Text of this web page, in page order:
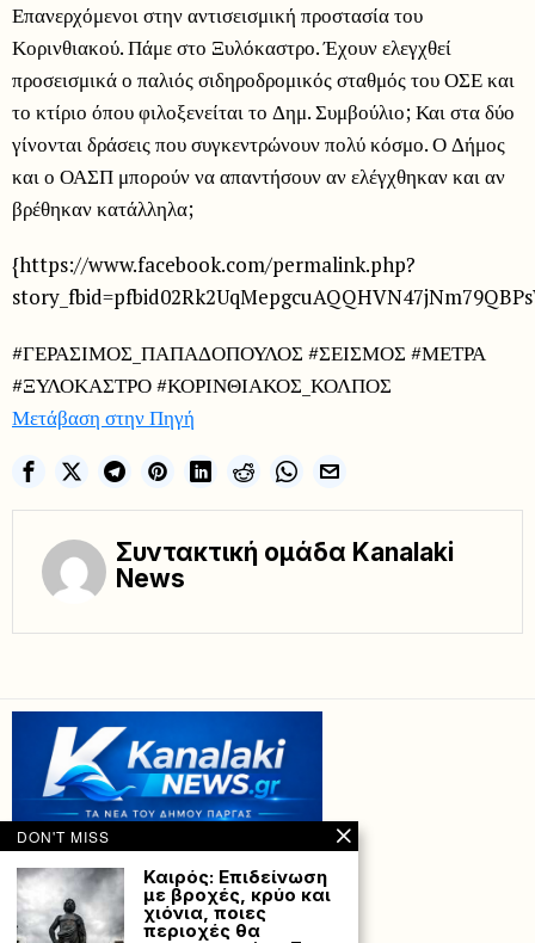
Επανερχόμενοι στην αντισεισμική προστασία του
Κορινθιακού. Πάμε στο Ξυλόκαστρο. Έχουν ελεγχθεί
προσεισμικά ο παλιός σιδηροδρομικός σταθμός του ΟΣΕ και
το κτίριο όπου φιλοξενείται το Δημ. Συμβούλιο; Και στα δύο
γίνονται δράσεις που συγκεντρώνουν πολύ κόσμο. Ο Δήμος
και ο ΟΑΣΠ μπορούν να απαντήσουν αν ελέγχθηκαν και αν
βρέθηκαν κατάλληλα;
{https://www.facebook.com/permalink.php?
#ΓΕΡΑΣΙΜΟΣ_ΠΑΠΑΔΟΠΟΥΛΟΣ #ΣΕΙΣΜΟΣ #ΜΕΤΡΑ
#ΞΥΛΟΚΑΣΤΡΟ #ΚΟΡΙΝΘΙΑΚΟΣ_ΚΟΛΠΟΣ
Μετάβαση στην Πηγή
Συντακτική ομάδα Kanalaki
News
DON'T MISS
Καιρός: Επιδείνωση
με βροχές, κρύο και
χιόνια, ποιες
περιοχές θα